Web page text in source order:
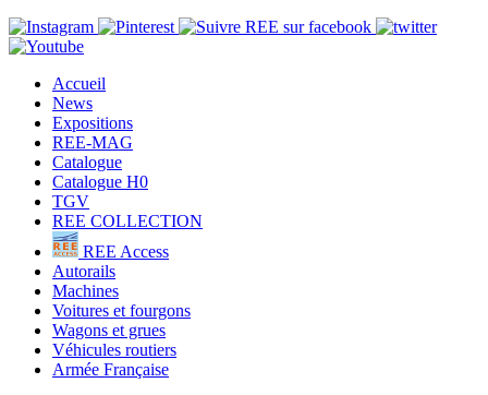
Accueil
News
Expositions
REE-MAG
Catalogue
Catalogue H0
TGV
REE COLLECTION
REE Access
Autorails
Machines
Voitures et fourgons
Wagons et grues
Véhicules routiers
Armée Française